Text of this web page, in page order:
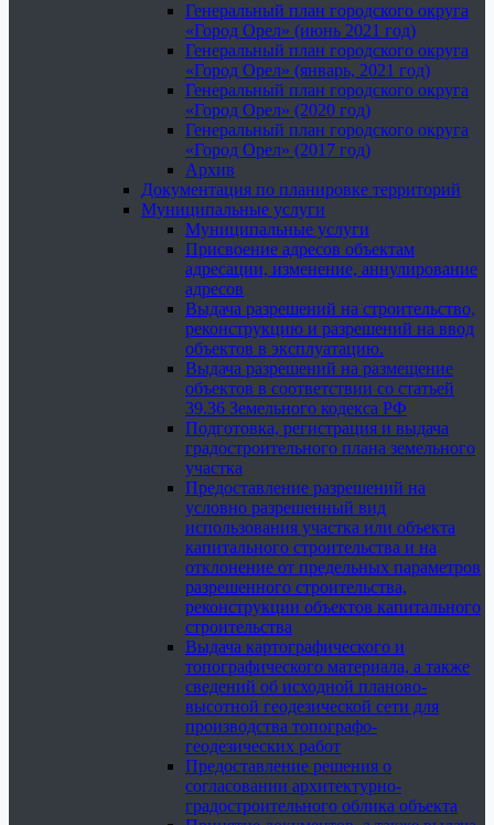
Генеральный план городского округа
«Город Орел» (июнь 2021 год)
Генеральный план городского округа
«Город Орел» (январь, 2021 год)
Генеральный план городского округа
«Город Орел» (2020 год)
Генеральный план городского округа
«Город Орел» (2017 год)
Архив
Документация по планировке территорий
Муниципальные услуги
Муниципальные услуги
Присвоение адресов объектам
адресации, изменение, аннулирование
адресов
Выдача разрешений на строительство,
реконструкцию и разрешений на ввод
объектов в эксплуатацию.
Выдача разрешений на размещение
объектов в соответствии со статьей
39.36 Земельного кодекса РФ
Подготовка, регистрация и выдача
градостроительного плана земельного
участка
Предоставление разрешений на
условно разрешенный вид
использования участка или объекта
капитального строительства и на
отклонение от предельных параметров
разрешенного строительства,
реконструкции объектов капитального
строительства
Выдача картографического и
топографического материала, а также
сведений об исходной планово-
высотной геодезической сети для
производства топографо-
геодезических работ
Предоставление решения о
согласовании архитектурно-
градостроительного облика объекта